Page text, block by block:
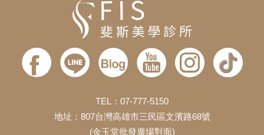
TEL：07-777-5150
地址：807台灣高雄市三民區文濱路68號
(金玉堂批發廣場對面)